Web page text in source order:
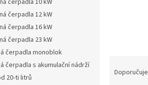
čerpadla 10 kW
čerpadla 12 kW
čerpadla 16 kW
čerpadla 23 kW
čerpadla monoblok
čerpadla s akumulační nádrží
20-ti litrů